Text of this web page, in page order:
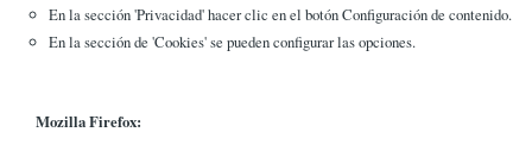
En la sección 'Privacidad' hacer clic en el botón Configuración de contenido.
En la sección de 'Cookies' se pueden configurar las opciones.
Mozilla Firefox: